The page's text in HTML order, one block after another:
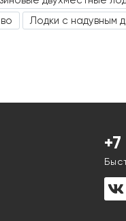
Лодки с надувным